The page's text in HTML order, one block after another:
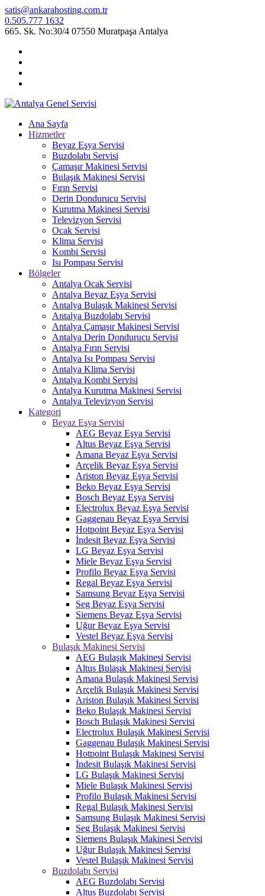
satis@ankarahosting.com.tr
0.505.777 1632
665. Sk. No:30/4 07550 Muratpaşa Antalya
Ana Sayfa
Hizmetler
Beyaz Eşya Servisi
Buzdolabı Servisi
Çamaşır Makinesi Servisi
Bulaşık Makinesi Servisi
Fırın Servisi
Derin Dondurucu Servisi
Kurutma Makinesi Servisi
Televizyon Servisi
Ocak Servisi
Klima Servisi
Kombi Servisi
Isı Pompası Servisi
Bölgeler
Antalya Ocak Servisi
Antalya Beyaz Eşya Servisi
Antalya Bulaşık Makinesi Servisi
Antalya Buzdolabı Servisi
Antalya Çamaşır Makinesi Servisi
Antalya Derin Dondurucu Servisi
Antalya Fırın Servisi
Antalya Isı Pompası Servisi
Antalya Klima Servisi
Antalya Kombi Servisi
Antalya Kurutma Makinesi Servisi
Antalya Televizyon Servisi
Kategori
Beyaz Eşya Servisi
AEG Beyaz Eşya Servisi
Altus Beyaz Eşya Servisi
Amana Beyaz Eşya Servisi
Arçelik Beyaz Eşya Servisi
Ariston Beyaz Eşya Servisi
Beko Beyaz Eşya Servisi
Bosch Beyaz Eşya Servisi
Electrolux Beyaz Eşya Servisi
Gaggenau Beyaz Eşya Servisi
Hotpoint Beyaz Eşya Servisi
İndesit Beyaz Eşya Servisi
LG Beyaz Eşya Servisi
Miele Beyaz Eşya Servisi
Profilo Beyaz Eşya Servisi
Regal Beyaz Eşya Servisi
Samsung Beyaz Eşya Servisi
Seg Beyaz Eşya Servisi
Siemens Beyaz Eşya Servisi
Uğur Beyaz Eşya Servisi
Vestel Beyaz Eşya Servisi
Bulaşık Makinesi Servisi
AEG Bulaşık Makinesi Servisi
Altus Bulaşık Makinesi Servisi
Amana Bulaşık Makinesi Servisi
Arçelik Bulaşık Makinesi Servisi
Ariston Bulaşık Makinesi Servisi
Beko Bulaşık Makinesi Servisi
Bosch Bulaşık Makinesi Servisi
Electrolux Bulaşık Makinesi Servisi
Gaggenau Bulaşık Makinesi Servisi
Hotpoint Bulaşık Makinesi Servisi
İndesit Bulaşık Makinesi Servisi
LG Bulaşık Makinesi Servisi
Miele Bulaşık Makinesi Servisi
Profilo Bulaşık Makinesi Servisi
Regal Bulaşık Makinesi Servisi
Samsung Bulaşık Makinesi Servisi
Seg Bulaşık Makinesi Servisi
Siemens Bulaşık Makinesi Servisi
Uğur Bulaşık Makinesi Servisi
Vestel Bulaşık Makinesi Servisi
Buzdolabı Servisi
AEG Buzdolabı Servisi
Altus Buzdolabı Servisi